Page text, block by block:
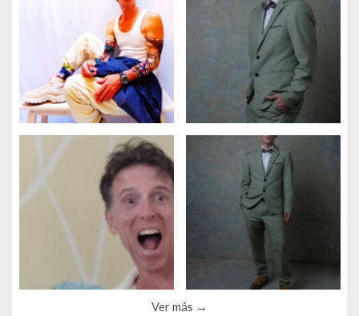
Ver más